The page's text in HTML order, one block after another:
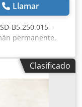
Llamar
B5.250.015-
permanente,
una garantía de
suministro se
los descuentos de
consulte el
el coste del
Aji D E U Ujfpjf
Clasificado